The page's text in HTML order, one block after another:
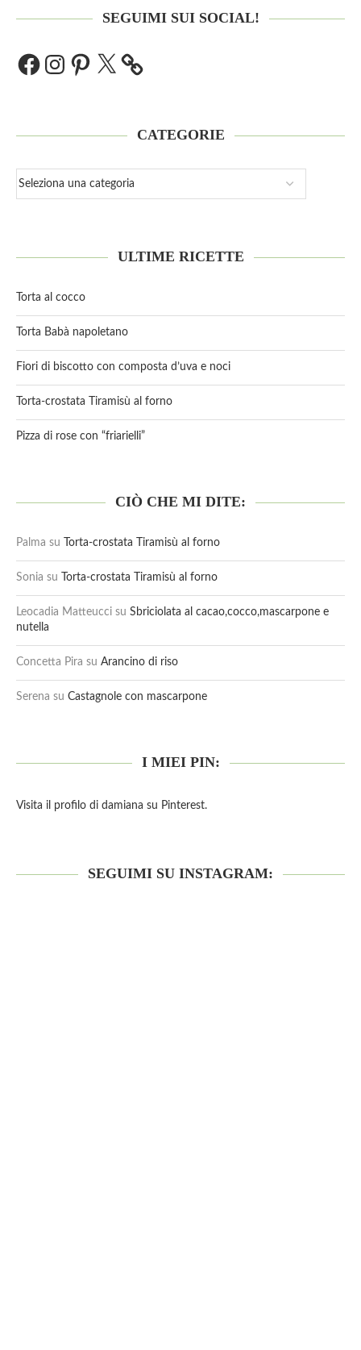
SEGUIMI SUI SOCIAL!
CATEGORIE
ULTIME RICETTE
Torta al cocco
Torta Babà napoletano
Fiori di biscotto con composta d’uva e noci
Torta-crostata Tiramisù al forno
Pizza di rose con “friarielli”
CIÒ CHE MI DITE:
Palma su Torta-crostata Tiramisù al forno
Sonia su Torta-crostata Tiramisù al forno
Leocadia Matteucci su Sbriciolata al cacao,cocco,mascarpone e
nutella
Concetta Pira su Arancino di riso
Serena su Castagnole con mascarpone
I MIEI PIN:
Visita il profilo di damiana su Pinterest.
SEGUIMI SU INSTAGRAM: